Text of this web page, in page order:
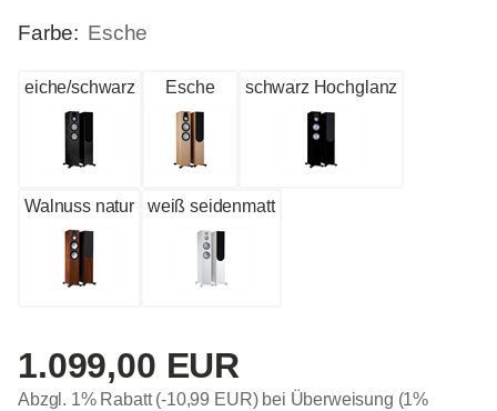
Farbe: Esche
eiche/schwarz Esche schwarz Hochglanz
Walnuss natur weiß seidenmatt
1.099,00 EUR
Abzgl. 1% Rabatt (-10,99 EUR) bei Überweisung (1%